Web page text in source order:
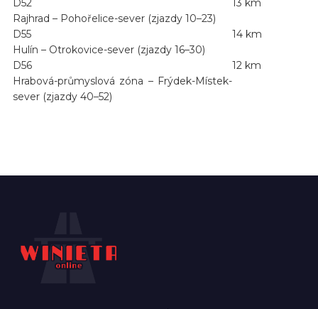
D52
Rajhrad – Pohořelice-sever (zjazdy 10–23)
13 km
D55
Hulín – Otrokovice-sever (zjazdy 16–30)
14 km
D56
Hrabová-průmyslová zóna – Frýdek-Místek-
sever (zjazdy 40–52)
12 km